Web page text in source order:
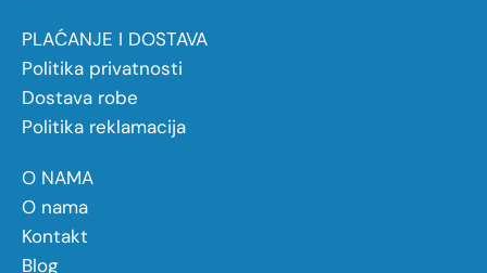
PLAĆANJE I DOSTAVA
Politika privatnosti
Dostava robe
Politika reklamacija
O NAMA
O nama
Kontakt
Blog